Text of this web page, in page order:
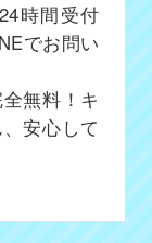
時間受付
でお問い
無料！キ
安心して